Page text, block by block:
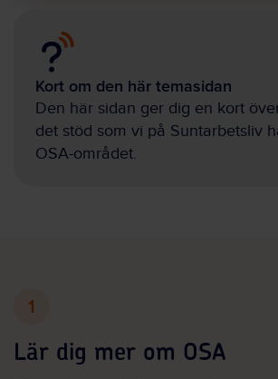
Kort om den här temasidan
Den här sidan ger dig en kort
det stöd som vi på Suntarbetsliv
OSA-området.
1
Lär dig mer om OSA